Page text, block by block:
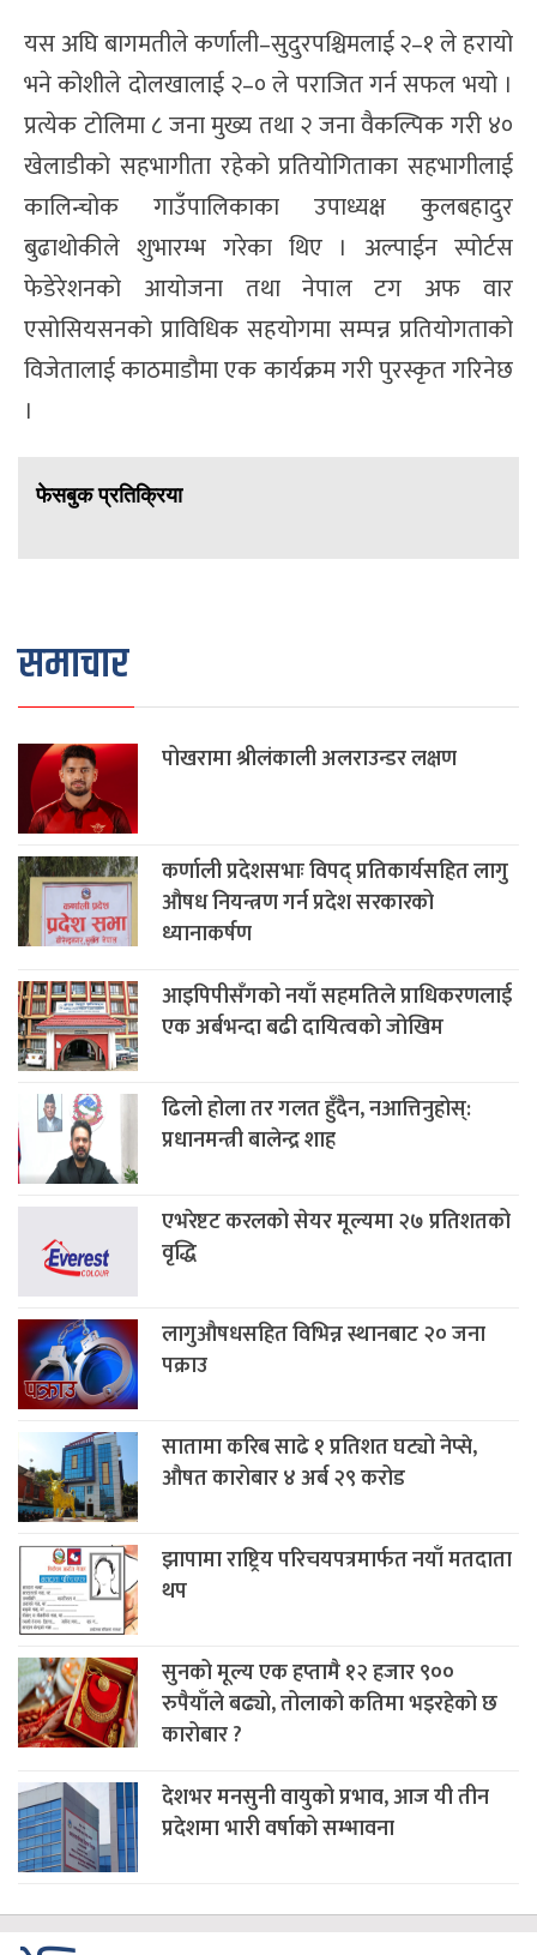
यस अघि बागमतीले कर्णाली–सुदुरपश्चिमलाई २–१ ले हरायो
भने कोशीले दोलखालाई २–० ले पराजित गर्न सफल भयो ।
प्रत्येक टोलिमा ८ जना मुख्य तथा २ जना वैकल्पिक गरी ४०
खेलाडीको सहभागीता रहेको प्रतियोगिताका सहभागीलाई
कालिन्चोक गाउँपालिकाका उपाध्यक्ष कुलबहादुर
बुढाथोकीले शुभारम्भ गरेका थिए । अल्पाईन स्पोर्टस
फेडेरेशनको आयोजना तथा नेपाल टग अफ वार
एसोसियसनको प्राविधिक सहयोगमा सम्पन्न प्रतियोगताको
विजेतालाई काठमाडौमा एक कार्यक्रम गरी पुरस्कृत गरिनेछ
।
फेसबुक प्रतिक्रिया
समाचार
पोखरामा श्रीलंकाली अलराउन्डर लक्षण
कर्णाली प्रदेशसभाः विपद् प्रतिकार्यसहित लागु
औषध नियन्त्रण गर्न प्रदेश सरकारको
ध्यानाकर्षण
आइपिपीसँगको नयाँ सहमतिले प्राधिकरणलाई
एक अर्बभन्दा बढी दायित्वको जोखिम
ढिलो होला तर गलत हुँदैन, नआत्तिनुहोस्:
प्रधानमन्त्री बालेन्द्र शाह
एभरेष्टट करलको सेयर मूल्यमा २७ प्रतिशतको
वृद्धि
लागुऔषधसहित विभिन्न स्थानबाट २० जना
पक्राउ
सातामा करिब साढे १ प्रतिशत घट्यो नेप्से,
औषत कारोबार ४ अर्ब २९ करोड
झापामा राष्ट्रिय परिचयपत्रमार्फत नयाँ मतदाता
थप
सुनको मूल्य एक हप्तामै १२ हजार ९००
रुपैयाँले बढ्यो, तोलाको कतिमा भइरहेको छ
कारोबार ?
देशभर मनसुनी वायुको प्रभाव, आज यी तीन
प्रदेशमा भारी वर्षाको सम्भावना